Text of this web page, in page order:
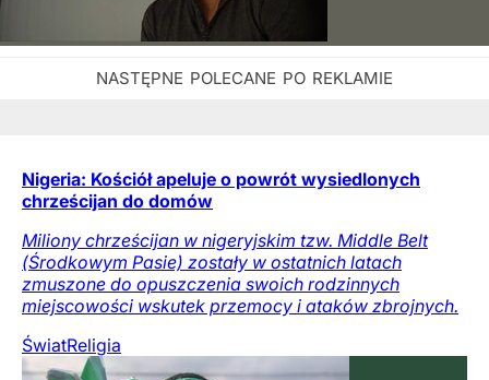
Nigeria: Kościół apeluje o powrót wysiedlonych
chrześcijan do domów
Miliony chrześcijan w nigeryjskim tzw. Middle Belt
(Środkowym Pasie) zostały w ostatnich latach
zmuszone do opuszczenia swoich rodzinnych
miejscowości wskutek przemocy i ataków zbrojnych.
ŚwiatReligia